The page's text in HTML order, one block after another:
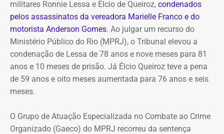
o decreto entra em vigor imediatamente e segue os
princípios da continuidade do serviço público, eficiência,
governança e desenvolvimento sustentável.
COM FÁBIO MARTINS
militares Ronnie Lessa e Élcio de Queiroz, condenados
pelos assassinatos da vereadora Marielle Franco e do
motorista Anderson Gomes. Ao julgar um recurso do
Ministério Público do Rio (MPRJ), o Tribunal elevou a
condenação de Lessa de 78 anos e nove meses para 81
anos e 10 meses de prisão. Já Élcio Queiroz teve a pena
de 59 anos e oito meses aumentada para 76 anos e seis
meses.
O Grupo de Atuação Especializada no Combate ao Crime
Organizado (Gaeco) do MPRJ recorreu da sentença